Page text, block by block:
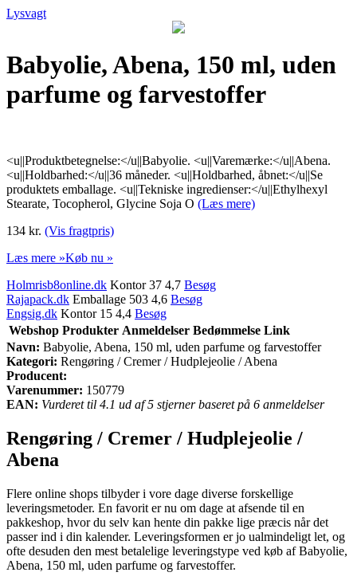
Lysvagt
Babyolie, Abena, 150 ml, uden
parfume og farvestoffer
<u||Produktbetegnelse:</u||Babyolie. <u||Varemærke:</u||Abena.
<u||Holdbarhed:</u||36 måneder. <u||Holdbarhed, åbnet:</u||Se
produktets emballage. <u||Tekniske ingredienser:</u||Ethylhexyl
Stearate, Tocopherol, Glycine Soja O (Læs mere)
134 kr. (Vis fragtpris)
Læs mere »Køb nu »
Holmrisb8online.dk Kontor 37 4,7 Besøg
Rajapack.dk Emballage 503 4,6 Besøg
Engsig.dk Kontor 15 4,4 Besøg
Webshop Produkter Anmeldelser Bedømmelse Link
Navn: Babyolie, Abena, 150 ml, uden parfume og farvestoffer
Kategori: Rengøring / Cremer / Hudplejeolie / Abena
Producent:
Varenummer: 150779
EAN: Vurderet til 4.1 ud af 5 stjerner baseret på 6 anmeldelser
Rengøring / Cremer / Hudplejeolie /
Abena
Flere online shops tilbyder i vore dage diverse forskellige
leveringsmetoder. En favorit er nu om dage at afsende til en
pakkeshop, hvor du selv kan hente din pakke lige præcis når det
passer ind i din kalender. Leveringsformen er jo ualmindeligt let, og
ofte desuden den mest betalelige leveringstype ved køb af Babyolie,
Abena, 150 ml, uden parfume og farvestoffer.